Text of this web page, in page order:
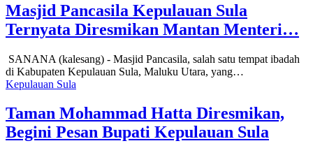
Masjid Pancasila Kepulauan Sula
Ternyata Diresmikan Mantan Menteri…
SANANA (kalesang) - Masjid Pancasila, salah satu tempat ibadah
di Kabupaten Kepulauan Sula, Maluku Utara, yang…
Kepulauan Sula
Taman Mohammad Hatta Diresmikan,
Begini Pesan Bupati Kepulauan Sula